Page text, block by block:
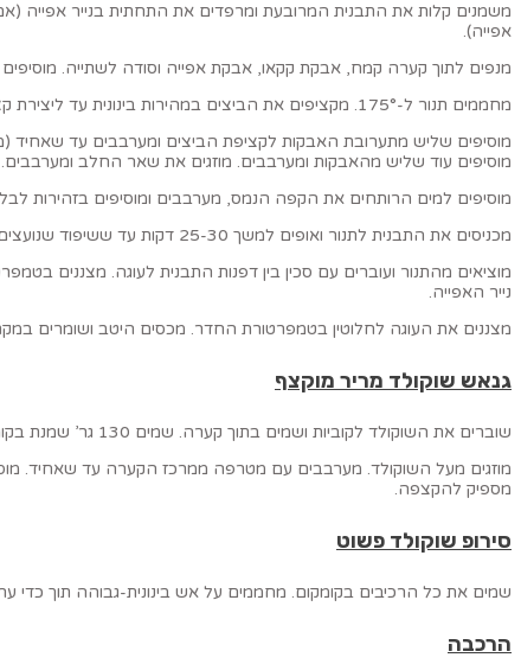
משמנים קלות את התבנית המרובעת ומרפדים את התחתית בנייר אפייה (אם
אפייה).
מנפים לתוך קערה קמח, אבקת קקאו, אבקת אפייה וסודה לשתייה.
מחממים תנור ל-175°. מקציפים את הביצים במהירות בינונית עד ליצירת קצף. מוסיפים שמן, תמצית וניל ומערבבים עד להטמעה. מרתיחים מים.
מוסיפים שליש מתערובת האבקות לקציפת הביצים ומערבבים עד
מוסיפים עוד שליש מהאבקות ומערבבים. מוזגים את שאר החלב
מוסיפים למים הרותחים את הקפה הנמס, מערבבים ומוסיפים בזהירות
מכניסים את התבנית לתנור ואופים למשך 25-30 דקות עד ששיפוד שנועצים בעוגה יוצא עם מעט פירורים לחים.
נייר האפייה.
מצננים את העוגה לחלוטין בטמפרטורת החדר. מכסים היטב ושומרים
גנאש שוקולד מריר מוקצף
שוברים את השוקולד לקוביות ושמים בתוך קערה. שמים 130 גר’ שמנת בקומקום ומביאים לסף רתיחה. מסירים מהאש. מוסיפים מסת ג’לטין ומערבבים היטב.
מוזגים מעל השוקולד. מערבבים עם מטרפה ממרכז הקערה עד שאחיד.
מספיק להקצפה.
סירופ שוקולד פשוט
שמים את כל הרכיבים בקומקום. מחממים על אש בינונית-גבוהה תוך
הרכבה